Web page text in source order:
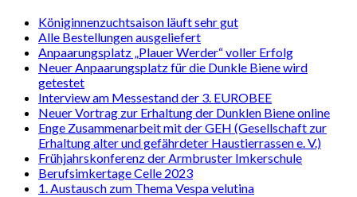
Königinnenzuchtsaison läuft sehr gut
Alle Bestellungen ausgeliefert
Anpaarungsplatz „Plauer Werder“ voller Erfolg
Neuer Anpaarungsplatz für die Dunkle Biene wird
getestet
Interview am Messestand der 3. EUROBEE
Neuer Vortrag zur Erhaltung der Dunklen Biene online
Enge Zusammenarbeit mit der GEH (Gesellschaft zur
Erhaltung alter und gefährdeter Haustierrassen e. V.)
Frühjahrskonferenz der Armbruster Imkerschule
Berufsimkertage Celle 2023
1. Austausch zum Thema Vespa velutina